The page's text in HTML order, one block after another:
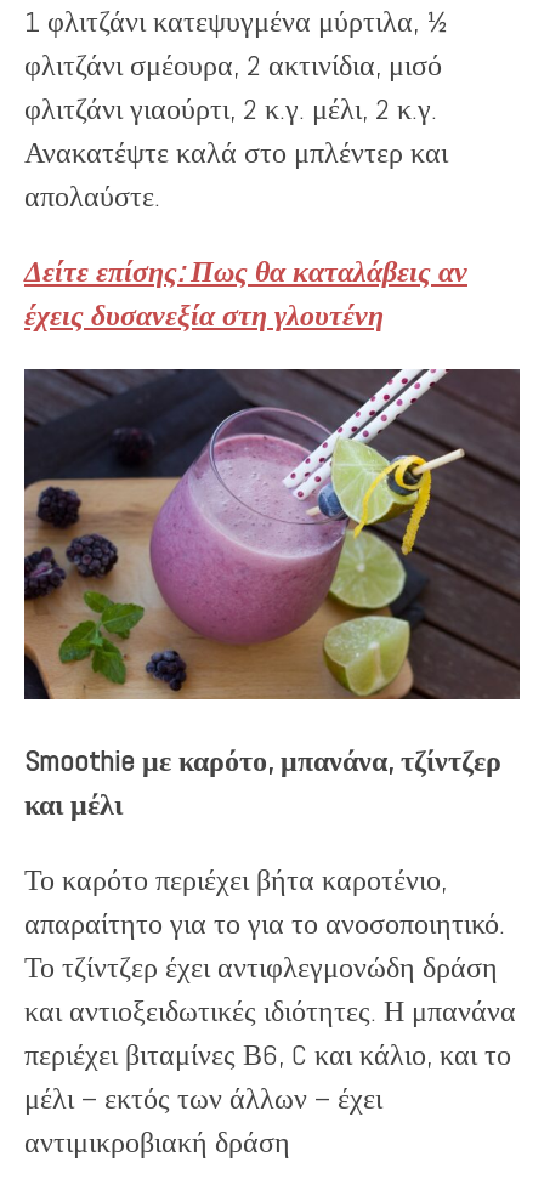
1 φλιτζάνι κατεψυγμένα μύρτιλα, ½
φλιτζάνι σμέουρα, 2 ακτινίδια, μισό
φλιτζάνι γιαούρτι, 2 κ.γ. μέλι, 2 κ.γ.
Ανακατέψτε καλά στο μπλέντερ και
απολαύστε.
Δείτε επίσης: Πως θα καταλάβεις αν
έχεις δυσανεξία στη γλουτένη
Smoothie με καρότο, μπανάνα, τζίντζερ
και μέλι
Το καρότο περιέχει βήτα καροτένιο,
απαραίτητο για το για το ανοσοποιητικό.
Το τζίντζερ έχει αντιφλεγμονώδη δράση
και αντιοξειδωτικές ιδιότητες. Η μπανάνα
περιέχει βιταμίνες Β6, C και κάλιο, και το
μέλι – εκτός των άλλων – έχει
αντιμικροβιακή δράση